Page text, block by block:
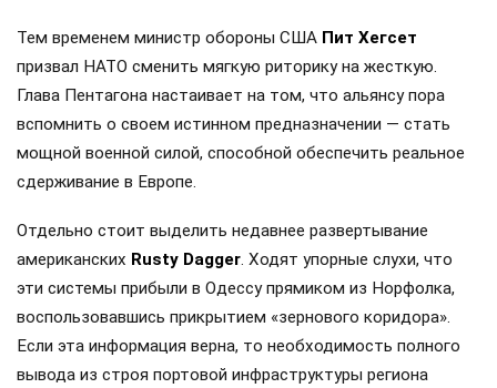
Тем временем министр обороны США Пит Хегсет
призвал НАТО сменить мягкую риторику на жесткую.
Глава Пентагона настаивает на том, что альянсу пора
вспомнить о своем истинном предназначении — стать
мощной военной силой, способной обеспечить реальное
сдерживание в Европе.
Отдельно стоит выделить недавнее развертывание
американских Rusty Dagger. Ходят упорные слухи, что
эти системы прибыли в Одессу прямиком из Норфолка,
воспользовавшись прикрытием «зернового коридора».
Если эта информация верна, то необходимость полного
вывода из строя портовой инфраструктуры региона